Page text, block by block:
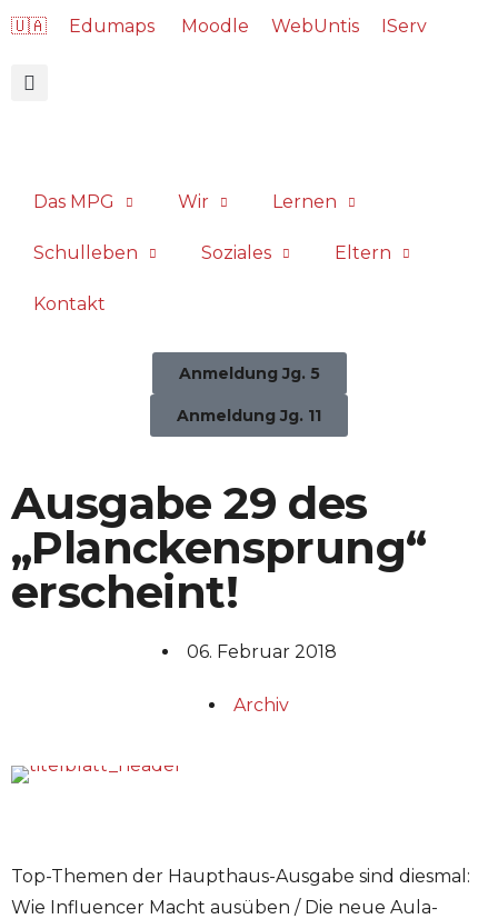
🇺🇦 Edumaps Moodle WebUntis IServ
Das MPG Wir Lernen
Schulleben Soziales Eltern
Kontakt
Anmeldung Jg. 5
Anmeldung Jg. 11
Ausgabe 29 des
„Planckensprung“
erscheint!
06. Februar 2018
Archiv
Top-Themen der Haupthaus-Ausgabe sind diesmal:
Wie Influencer Macht ausüben / Die neue Aula-